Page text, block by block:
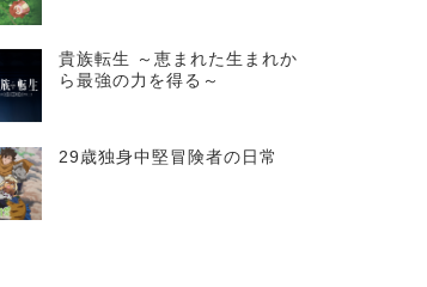
貴族転生 ～恵まれた生まれか
ら最強の力を得る～
29歳独身中堅冒険者の日常